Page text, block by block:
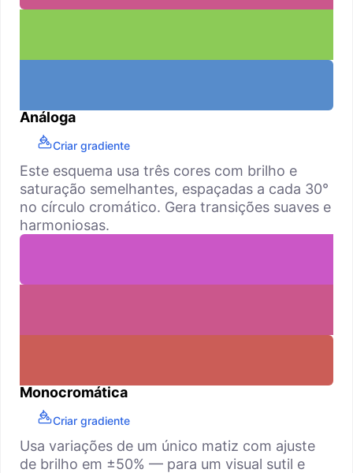
Análoga
Criar gradiente
Este esquema usa três cores com brilho e
saturação semelhantes, espaçadas a cada 30°
no círculo cromático. Gera transições suaves e
harmoniosas.
Monocromática
Criar gradiente
Usa variações de um único matiz com ajuste
de brilho em ±50% — para um visual sutil e